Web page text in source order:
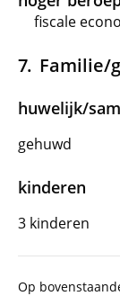
fiscale
Familie/
huwelijk/
gehuwd
kinderen
3 kinderen
Op